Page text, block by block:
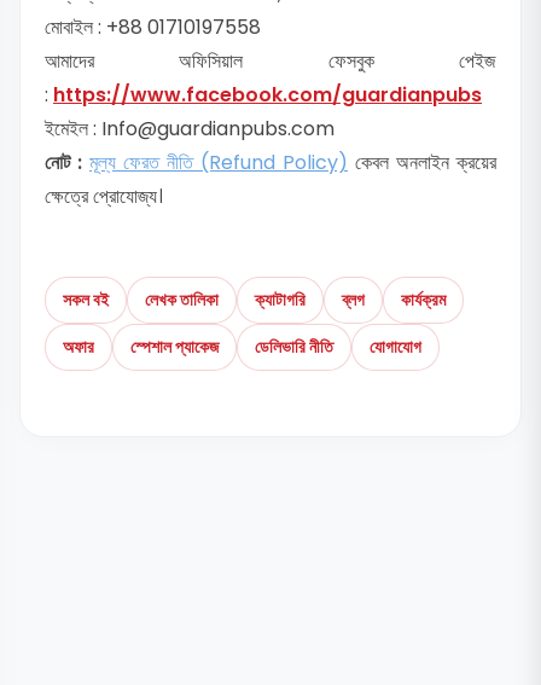
মোবাইল : +88 01710197558
আমাদের অফিসিয়াল ফেসবুক পেইজ
: https://www.facebook.com/guardianpubs
ইমেইল : Info@guardianpubs.com
নোট : মূল্য ফেরত নীতি (Refund Policy) কেবল অনলাইন ক্রয়ের
ক্ষেত্রে প্রোযোজ্য।
সকল বই লেখক তালিকা ক্যাটাগরি ব্লগ
কার্যক্রম
অফার
স্পেশাল প্যাকেজ ডেলিভারি নীতি যোগাযোগ